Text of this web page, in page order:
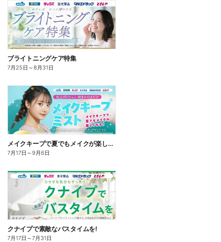
ブライトニングケア特集
7月25日 ～8月31日
メイクキープで夏でもメイクが楽しくなる!
7月17日 ～9月6日
クナイプで素敵なバスタイムを!
7月17日 ～7月31日